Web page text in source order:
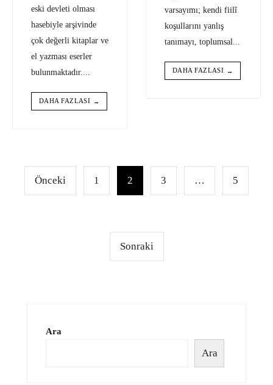
eski devleti olması
hasebiyle arşivinde
çok değerli kitaplar ve
el yazması eserler
bulunmaktadır....
DAHA FAZLASI →
varsayımı; kendi fiilî
koşullarını yanlış
tanımayı, toplumsal
DAHA FAZLASI →
sayfalaması
Önceki 1 2 3 … 5
Sonraki
Ara
Ara